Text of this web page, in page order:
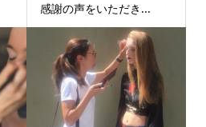
感謝の声をいただき...